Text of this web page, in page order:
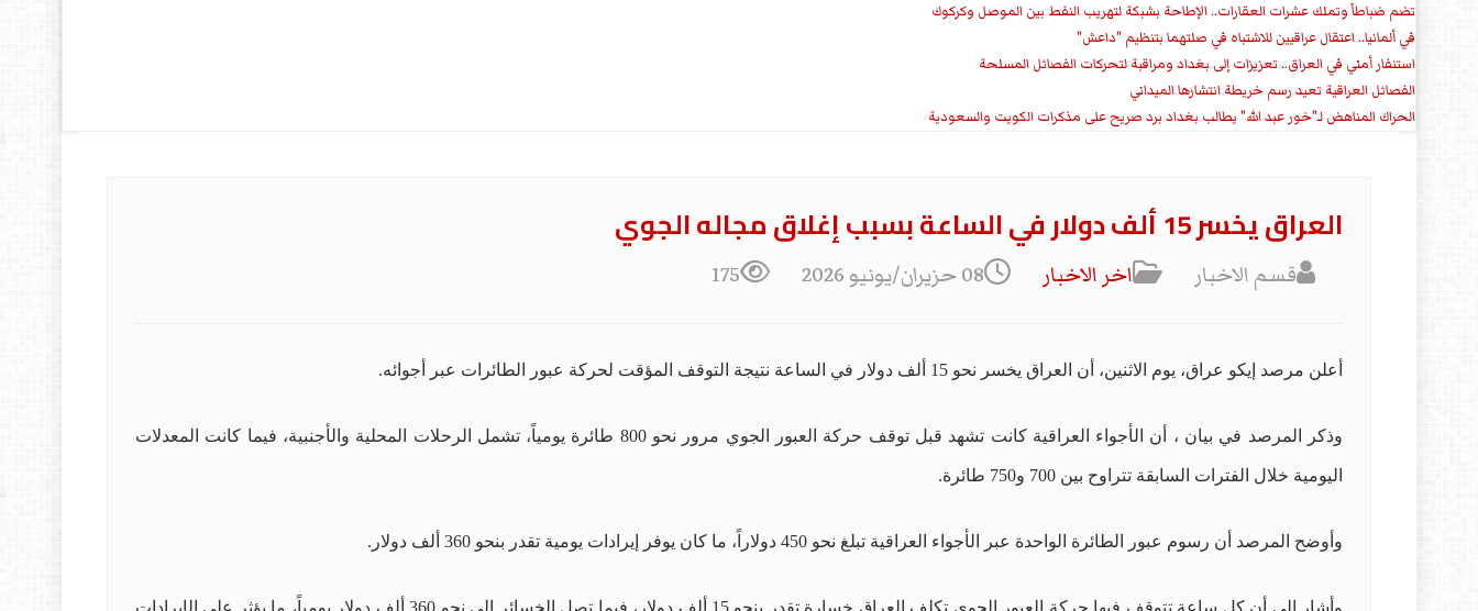
تضم ضباطاً وتملك عشرات العقارات.. الإطاحة بشبكة لتهريب النفط بين الموصل وكركوك
في ألمانيا.. اعتقال عراقيين للاشتباه في صلتهما بتنظيم "داعش"
استنفار أمني في العراق.. تعزيزات إلى بغداد ومراقبة لتحركات الفصائل المسلحة
الفصائل العراقية تعيد رسم خريطة انتشارها الميداني
الحراك المناهض لـ"خور عبد الله" يطالب بغداد برد صريح على مذكرات الكويت والسعودية
العراق يخسر 15 ألف دولار في الساعة بسبب إغلاق مجاله الجوي
قسم الاخبار اخر الاخبار 08 حزيران/يونيو 2026 175
أعلن مرصد إيكو عراق، يوم الاثنين، أن العراق يخسر نحو 15 ألف دولار في الساعة نتيجة التوقف المؤقت لحركة عبور الطائرات عبر أجوائه.
وذكر المرصد في بيان ، أن الأجواء العراقية كانت تشهد قبل توقف حركة العبور الجوي مرور نحو 800 طائرة يومياً، تشمل الرحلات المحلية والأجنبية، فيما كانت المعدلات
اليومية خلال الفترات السابقة تتراوح بين 700 و750 طائرة.
وأوضح المرصد أن رسوم عبور الطائرة الواحدة عبر الأجواء العراقية تبلغ نحو 450 دولاراً، ما كان يوفر إيرادات يومية تقدر بنحو 360 ألف دولار.